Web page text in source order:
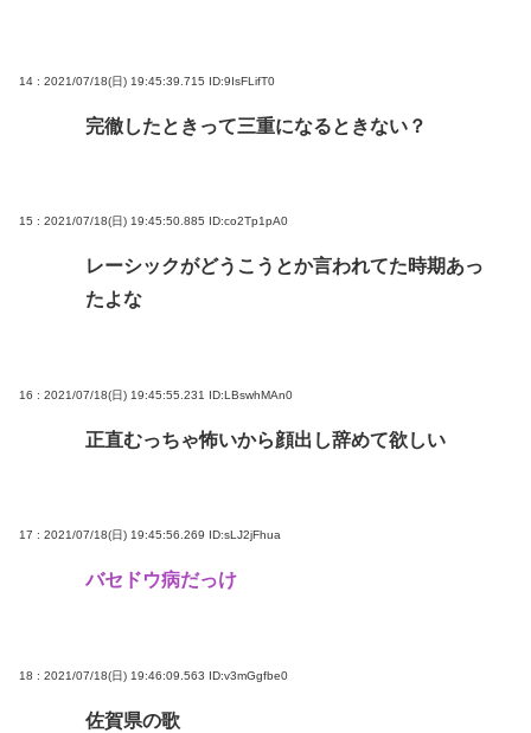
14 : 2021/07/18(日) 19:45:39.715 ID:9IsFLifT0
完徹したときって三重になるときない？
15 : 2021/07/18(日) 19:45:50.885 ID:co2Tp1pA0
レーシックがどうこうとか言われてた時期あっ
たよな
16 : 2021/07/18(日) 19:45:55.231 ID:LBswhMAn0
正直むっちゃ怖いから顔出し辞めて欲しい
17 : 2021/07/18(日) 19:45:56.269 ID:sLJ2jFhua
バセドウ病だっけ
18 : 2021/07/18(日) 19:46:09.563 ID:v3mGgfbe0
佐賀県の歌